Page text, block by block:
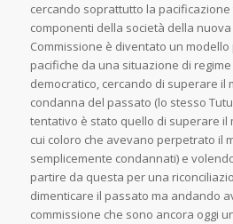
cercando soprattutto la
componenti della società della
Commissione è diventato un
pacifiche da una situazione di
democratico, cercando di superare il
condanna del passato (lo stesso
tentativo è stato quello di superare il
cui coloro che avevano perpetrato il
semplicemente condannati) e
partire da questa per una
dimenticare il passato ma andando
commissione che sono ancora oggi